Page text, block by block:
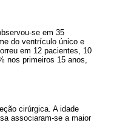
se em 35
do ventrículo único e
em 12 pacientes, 10
nos primeiros 15 anos,
cirúrgica. A idade
associaram-se a maior